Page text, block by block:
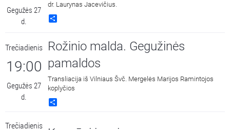
Gegužės 27
d.
dr. Laurynas Jacevičius.
Trečiadienis
19:00
Gegužės 27
d.
Rožinio malda. Gegužinės
pamaldos
Transliacija iš Vilniaus Švč. Mergelės Marijos Ramintojos
koplyčios
Trečiadienis